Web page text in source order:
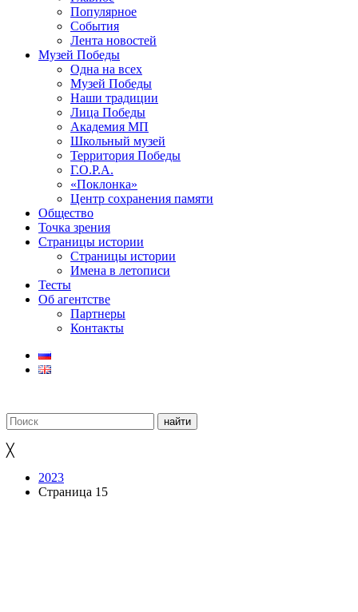
Популярное
События
Лента новостей
Музей Победы
Одна на всех
Музей Победы
Наши традиции
Лица Победы
Академия МП
Школьный музей
Территория Победы
Г.О.Р.А.
«Поклонка»
Центр сохранения памяти
Общество
Точка зрения
Страницы истории
Страницы истории
Имена в летописи
Тесты
Об агентстве
Партнеры
Контакты
╳
2023
Страница 15